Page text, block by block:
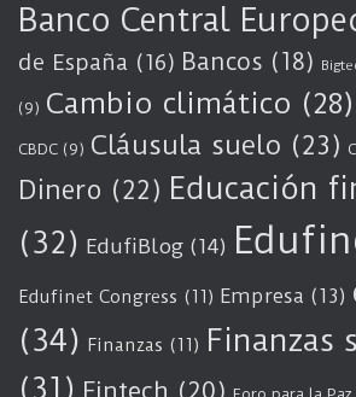
Banco Central
de España (16) Bancos (18)
(9) Cambio climático (28)
CBDC (9) Cláusula suelo (23)
Dinero (22) Educación
(32) EdufiBlog (14)
Edufinet Congress (11) Empresa (13)
(34) Finanzas (11) Finanzas
(31) Fintech (20)